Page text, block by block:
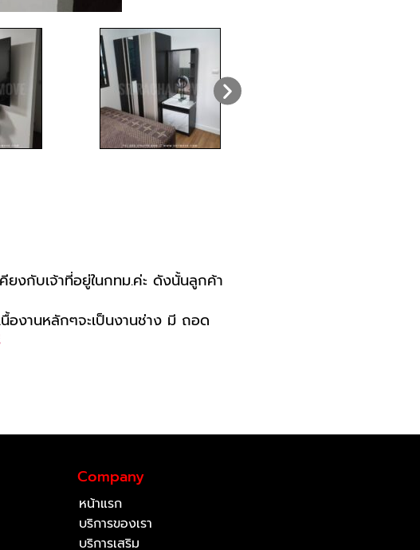
ยงกับเจ้าที่อยู่ในกทม.ค่ะ ดังนั้นลูกค้า
งานหลักๆจะเป็นงานช่าง มี ถอด
Company
หน้าแรก
บริการของเรา
บริการเสริม